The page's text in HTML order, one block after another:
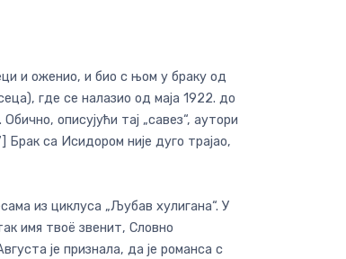
и оженио, и био с њом у браку од
где се налазио од маја 1922. до
описујући тај „савез“, аутори
са Исидором није дуго трајао,
из циклуса „Љубав хулигана“. У
имя твоё звенит, Словно
је признала, да је романса с